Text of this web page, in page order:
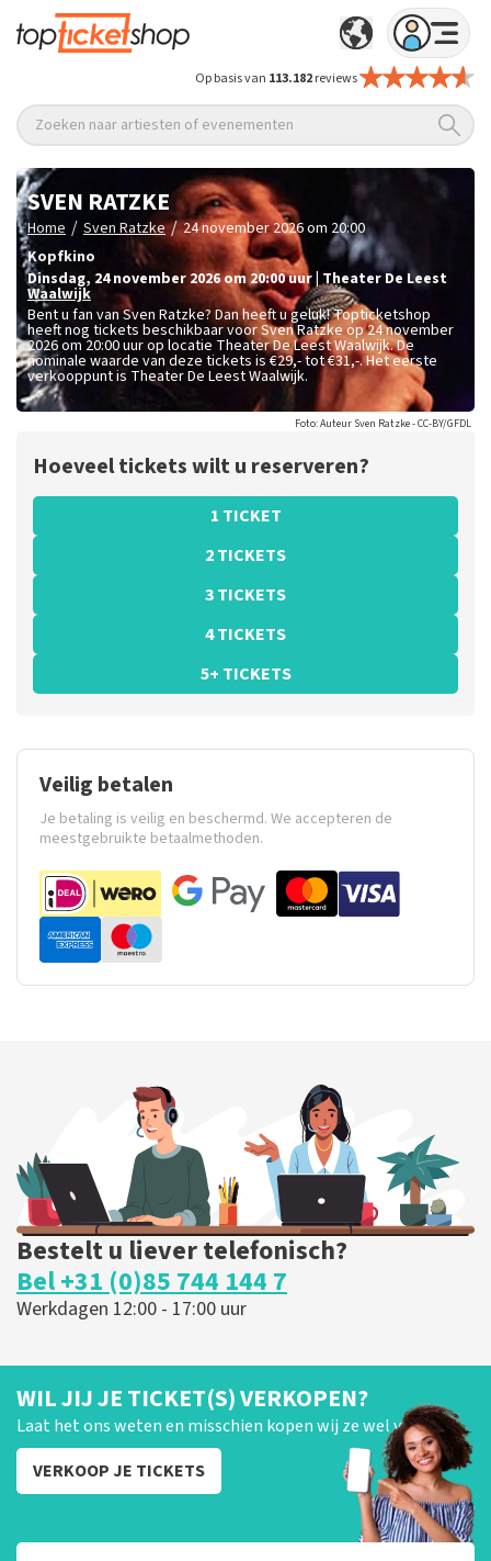
Op basis van 113.182reviews
Zoeken naar artiesten of evenementen
SVEN RATZKE
Home / Sven Ratzke / 24 november 2026 om 20:00
Kopfkino
dinsdag, 24 november 2026 om 20:00uur |Theater De Leest
Waalwijk
Bent u fan van Sven Ratzke? Dan heeft u geluk! Topticketshop
heeft nog tickets beschikbaar voor Sven Ratzke op 24 november
2026 om 20:00 uur op locatie Theater De Leest Waalwijk. De
nominale waarde van deze tickets is€29,- tot €31,-. Het eerste
verkooppunt is Theater De Leest Waalwijk.
Foto: Auteur Sven Ratzke - CC-BY/GFDL
Hoeveel tickets wilt u reserveren?
1 TICKET
2 TICKETS
3 TICKETS
4 TICKETS
5+ TICKETS
Veilig betalen
Je betaling is veilig en beschermd. We accepteren de
meestgebruikte betaalmethoden.
Bestelt u liever telefonisch?
Bel +31 (0)85 744 144 7
Werkdagen 12:00 - 17:00 uur
WIL JIJ JE TICKET(S) VERKOPEN?
Laat het ons weten en misschien kopen wij ze wel van je!
VERKOOP JE TICKETS